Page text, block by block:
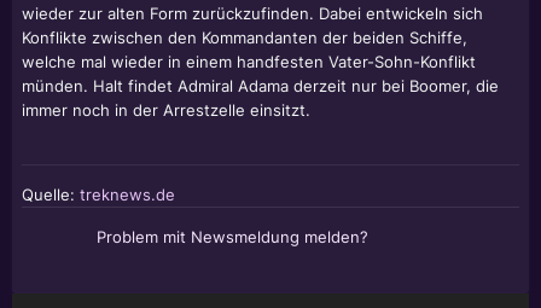
wieder zur alten Form zurückzufinden. Dabei entwickeln sich
Konflikte zwischen den Kommandanten der beiden Schiffe,
welche mal wieder in einem handfesten Vater-Sohn-Konflikt
münden. Halt findet Admiral Adama derzeit nur bei Boomer, die
immer noch in der Arrestzelle einsitzt.
Quelle: treknews.de
Problem mit Newsmeldung melden?